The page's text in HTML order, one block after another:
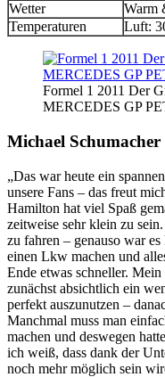
Wetter
Warm
Temperaturen
Luft:
Formel 1 2011 Der
MERCEDES GP
Michael Schumacher
„Das war heute ein
unsere Fans – das freut
Hamilton hat viel Spaß
zeitweise sehr klein zu
zu fahren – genauso war
einen Lkw machen und
Ende etwas schneller.
zunächst absichtlich ein
perfekt auszunutzen –
Manchmal muss man
machen und deswegen
ich weiß, dass dank der
noch mehr möglich sein